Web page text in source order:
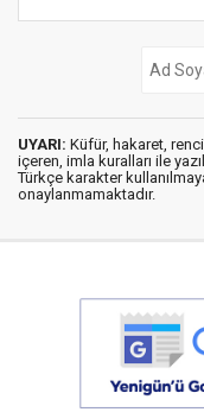
UYARI: Küfür, hakaret,
içeren, imla kuralları ile
Türkçe karakter
onaylanmamaktadır.